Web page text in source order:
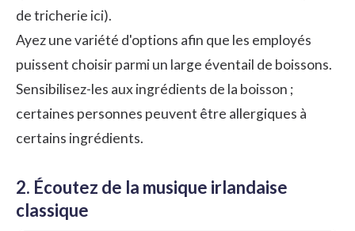
de tricherie ici).
Ayez une variété d'options afin que les employés
puissent choisir parmi un large éventail de boissons.
Sensibilisez-les aux ingrédients de la boisson ;
certaines personnes peuvent être allergiques à
certains ingrédients.
2. Écoutez de la musique irlandaise
classique